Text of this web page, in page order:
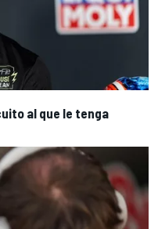
al que le tenga